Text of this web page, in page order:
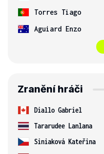
Torres Tiago
Aguiard Enzo
Zranění hráči
Diallo Gabriel
Tararudee Lanlana
Siniaková Kateřina